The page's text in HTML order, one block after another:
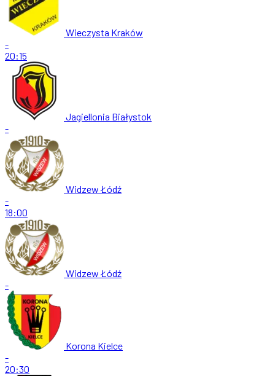
Wieczysta Kraków
-
20:15
Jagiellonia Białystok
-
Widzew Łódź
-
18:00
Widzew Łódź
-
Korona Kielce
-
20:30